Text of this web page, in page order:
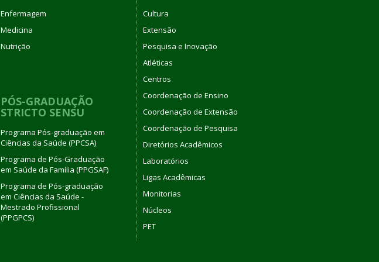
Enfermagem
Medicina
Nutrição
PÓS-GRADUAÇÃO
STRICTO SENSU
Programa Pós-graduação em
Ciências da Saúde (PPCSA)
Programa de Pós-Graduação
em Saúde da Família (PPGSAF)
Programa de Pós-graduação
em Ciências da Saúde -
Mestrado Profissional
(PPGPCS)
Cultura
Extensão
Pesquisa e Inovação
Atléticas
Centros
Coordenação de Ensino
Coordenação de Extensão
Coordenação de Pesquisa
Diretórios Acadêmicos
Laboratórios
Ligas Acadêmicas
Monitorias
Núcleos
PET